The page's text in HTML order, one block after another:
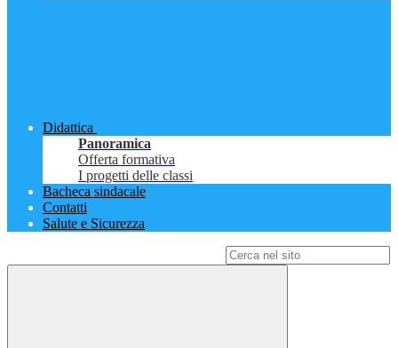
Didattica
Panoramica
Offerta formativa
I progetti delle classi
Bacheca sindacale
Contatti
Salute e Sicurezza